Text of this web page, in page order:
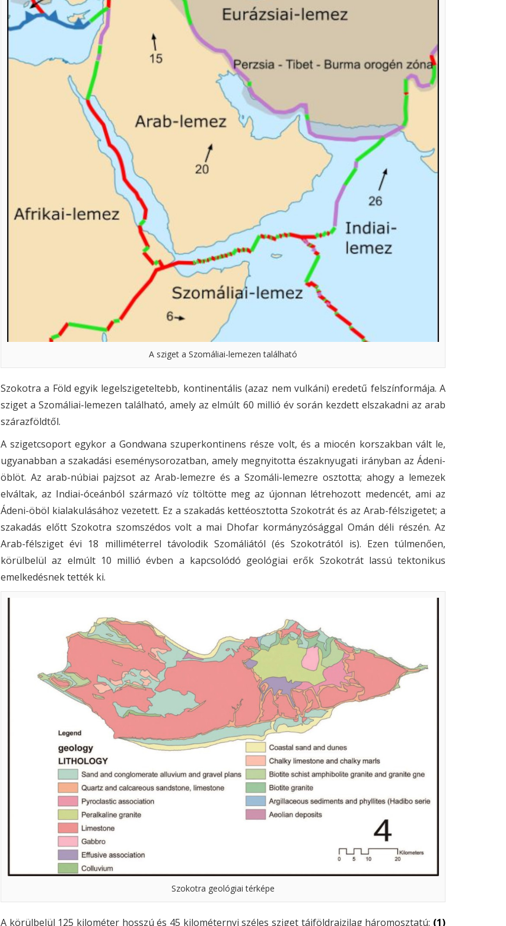
A sziget a Szomáliai-lemezen található
Szokotra a Föld egyik legelszigeteltebb, kontinentális (azaz nem vulkáni) eredetű felszínformája. A
sziget a Szomáliai-lemezen található, amely az elmúlt 60 millió év során kezdett elszakadni az arab
szárazföldtől.
A szigetcsoport egykor a Gondwana szuperkontinens része volt, és a miocén korszakban vált le,
ugyanabban a szakadási eseménysorozatban, amely megnyitotta északnyugati irányban az Ádeni-
öblöt. Az arab-núbiai pajzsot az Arab-lemezre és a Szomáli-lemezre osztotta; ahogy a lemezek
elváltak, az Indiai-óceánból származó víz töltötte meg az újonnan létrehozott medencét, ami az
Ádeni-öböl kialakulásához vezetett. Ez a szakadás kettéosztotta Szokotrát és az Arab-félszigetet; a
szakadás előtt Szokotra szomszédos volt a mai Dhofar kormányzósággal Omán déli részén. Az
Arab-félsziget évi 18 milliméterrel távolodik Szomáliától (és Szokotrától is). Ezen túlmenően,
körülbelül az elmúlt 10 millió évben a kapcsolódó geológiai erők Szokotrát lassú tektonikus
emelkedésnek tették ki.
Szokotra geológiai térképe
A körülbelül 125 kilométer hosszú és 45 kilométernyi széles sziget tájföldrajzilag háromosztatú: (1)